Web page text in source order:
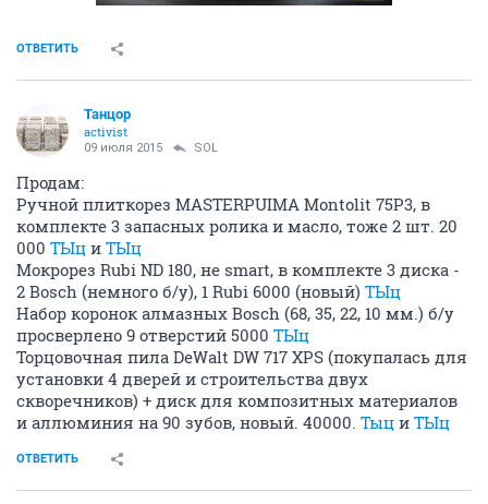
ОТВЕТИТЬ
Танцор
activist
09 июля 2015 SOL
Продам:
Ручной плиткорез MASTERPUIMA Montolit 75P3, в
комплекте 3 запасных ролика и масло, тоже 2 шт. 20
000 ТЫц и ТЫц
Мокрорез Rubi ND 180, не smart, в комплекте 3 диска -
2 Bosch (немного б/у), 1 Rubi 6000 (новый) ТЫц
Набор коронок алмазных Bosch (68, 35, 22, 10 мм.) б/у
просверлено 9 отверстий 5000 ТЫц
Торцовочная пила DeWalt DW 717 XPS (покупалась для
установки 4 дверей и строительства двух
скворечников) + диск для композитных материалов
и аллюминия на 90 зубов, новый. 40000. Тыц и ТЫц
ОТВЕТИТЬ